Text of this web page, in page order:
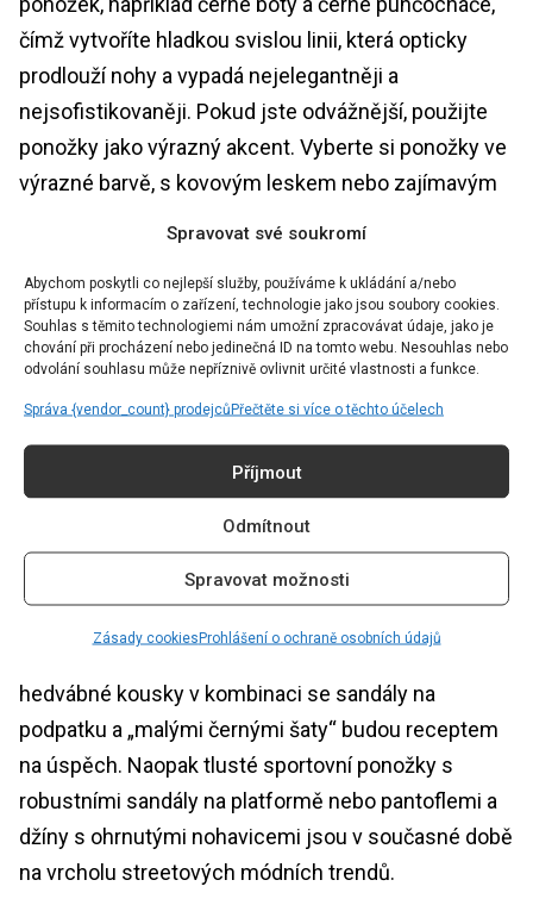
Spravovat své soukromí
Abychom poskytli co nejlepší služby, používáme k ukládání a/nebo
přístupu k informacím o zařízení, technologie jako jsou soubory cookies.
Souhlas s těmito technologiemi nám umožní zpracovávat údaje, jako je
chování při procházení nebo jedinečná ID na tomto webu. Nesouhlas nebo
odvolání souhlasu může nepříznivě ovlivnit určité vlastnosti a funkce.
Správa {vendor_count} prodejcůPřečtěte si více o těchto účelech
Příjmout
Odmítnout
Spravovat možnosti
Zásady cookiesProhlášení o ochraně osobních údajů
čímž vytvoříte hladkou svislou linii, která opticky
prodlouží nohy a vypadá nejelegantněji a
nejsofistikovaněji. Pokud jste odvážnější, použijte
ponožky jako výrazný akcent. Vyberte si ponožky ve
výrazné barvě, s kovovým leskem nebo zajímavým
outfitu, například šátkem, kabelkou nebo topem.
Příležitosti a styly
Ačkoli se to tak na první pohled nemusí zdát, tento
trend se hodí pro různé příležitosti. Do práce zkuste
tenké vlněné nebo bavlněné ponožky v decentní
barvě s klasickými uzavřenými lodičkami a
kalhotovým kostýmem. Jemný vzor, jako jsou pruhy
nebo puntíky, dodá profesionálnímu vzhledu styl. Na
hedvábné kousky v kombinaci se sandály na
podpatku a „malými černými šaty“ budou receptem
na úspěch. Naopak tlusté sportovní ponožky s
robustními sandály na platformě nebo pantoflemi a
džíny s ohrnutými nohavicemi jsou v současné době
na vrcholu streetových módních trendů.